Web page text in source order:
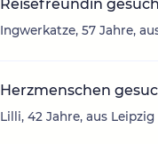
Reisefreundin
Ingwerkatze, 57 Jahre,
Herzmenschen
Lilli, 42 Jahre, aus Leipzig